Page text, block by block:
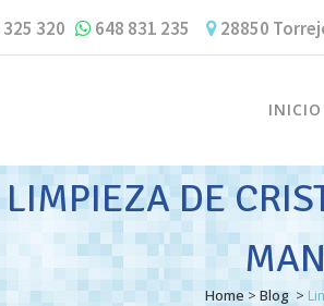
320 648 831 235 28850
INICIO
LIMPIEZA DE
Home > Blog >